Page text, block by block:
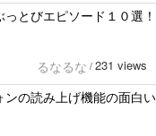
とびエピソード１０選！
るなるな / 231 views
の読み上げ機能の面白い